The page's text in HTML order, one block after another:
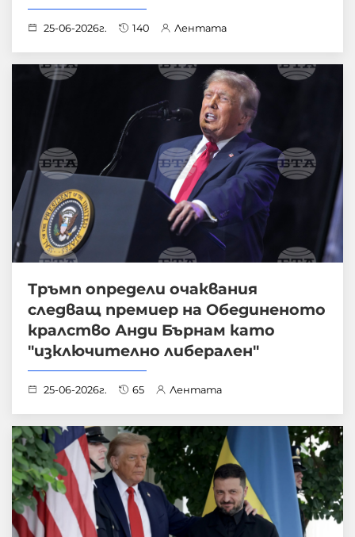
25-06-2026г. 140 Лентата
Тръмп определи очаквания
следващ премиер на Обединеното
кралство Анди Бърнам като
"изключително либерален"
25-06-2026г. 65 Лентата